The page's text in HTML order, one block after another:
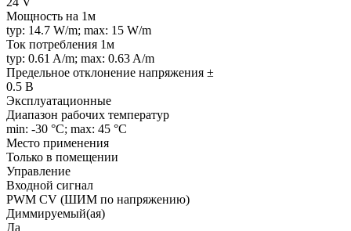
Мощность на 1м
typ: 14.7 W/m; max: 15 W/m
Ток потребления 1м
typ: 0.61 A/m; max: 0.63 A/m
Предельное отклонение напряжения ±
0.5 В
Эксплуатационные
Диапазон рабочих температур
min: -30 °C; max: 45 °C
Место применения
Только в помещении
Управление
Входной сигнал
PWM СV (ШИМ по напряжению)
Диммируемый(ая)
Да